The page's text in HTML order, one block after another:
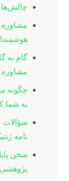
مشاوره
گام به
چگونه
به شما
نامه
سخن